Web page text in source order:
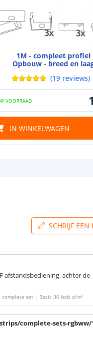
1M - compleet profiel
Opbouw - breed en
(19 reviews)
VOORRAAD
IN WINKELWAGEN
SCHRIJF EEN
afstandsbediening, achter de
complete set | Basic 36 leds p/m'
complete-sets-rgbww/